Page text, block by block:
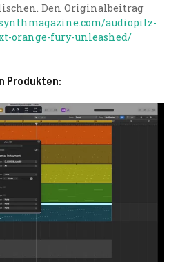
Den Originalbeitrag
audiopilz-
orange-fury-unleashed/
Produkten: